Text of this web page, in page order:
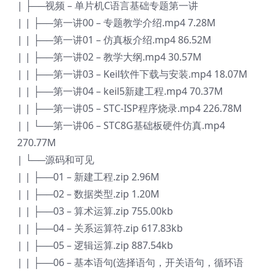
| ├──视频 – 单片机C语言基础专题第一讲
| | ├──第一讲00 – 专题教学介绍.mp4 7.28M
| | ├──第一讲01 – 仿真板介绍.mp4 86.52M
| | ├──第一讲02 – 教学大纲.mp4 30.57M
| | ├──第一讲03 – Keil软件下载与安装.mp4 18.07M
| | ├──第一讲04 – keil5新建工程.mp4 70.37M
| | ├──第一讲05 – STC-ISP程序烧录.mp4 226.78M
| | └──第一讲06 – STC8G基础板硬件仿真.mp4
270.77M
| └──源码和可见
| | ├──01 – 新建工程.zip 2.96M
| | ├──02 – 数据类型.zip 1.20M
| | ├──03 – 算术运算.zip 755.00kb
| | ├──04 – 关系运算符.zip 617.83kb
| | ├──05 – 逻辑运算.zip 887.54kb
| | ├──06 – 基本语句(选择语句，开关语句，循环语